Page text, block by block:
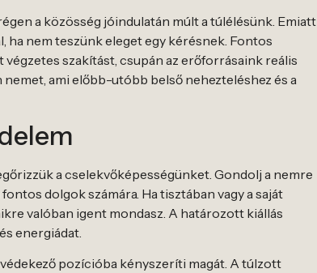
a közösség jóindulatán múlt a túlélésünk. Emiatt
ha nem teszünk eleget egy kérésnek. Fontos
szakítást, csupán az erőforrásaink reális
ami előbb-utóbb belső nehezteléshez és a
a cselekvőképességünket. Gondolj a nemre
dolgok számára. Ha tisztában vagy a saját
valóban igent mondasz. A határozott kiállás
energiádat.
pozícióba kényszeríti magát. A túlzott